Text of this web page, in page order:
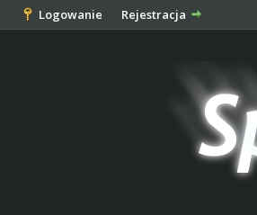
Logowanie Rejestracja